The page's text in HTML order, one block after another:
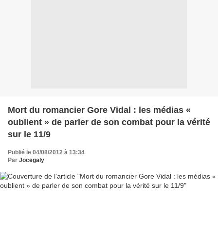
Mort du romancier Gore Vidal : les médias «
oublient » de parler de son combat pour la vérité
sur le 11/9
Publié le 04/08/2012 à 13:34
Par Jocegaly